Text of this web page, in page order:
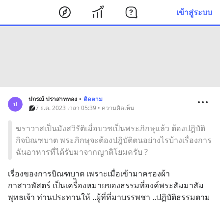
เข้าสู่ระบบ
ป
ปกรณ์ ปราสาททอง • ติดตาม
7 ธ.ค. 2023 เวลา 05:39 • ความคิดเห็น
ฆราวาสเป็นมังสวิรัติเมื่อบวชเป็นพระภิกษุแล้ว ต้องปฎิบัติ
กิจบิณฑบาต พระภิกษุจะต้องปฎิบัติตนอย่างไรบ้างเรื่องการ
ฉันอาหารที่ได้รับมาจากญาติโยมครับ ?
เรื่องของการบิณฑบาต เพราะเมื่อเข้ามาครองผ้า
กาสาวพัสตร์ เป็นเครื่ิองหมายของธรรมที่องค์พระสัมมาสัม
พุทธเจ้า ท่านประทานให้ ..ผู้ที่ที่มาบรรพชา ..ปฏิบัติธรรมตาม